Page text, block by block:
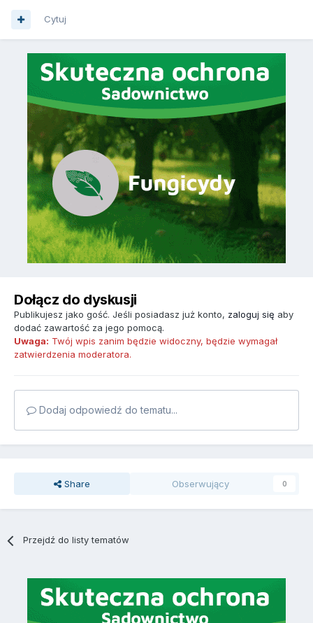
Cytuj
Dołącz do dyskusji
Publikujesz jako gość. Jeśli posiadasz już konto, zaloguj się aby
dodać zawartość za jego pomocą.
Uwaga: Twój wpis zanim będzie widoczny, będzie wymagał
zatwierdzenia moderatora.
Dodaj odpowiedź do tematu...
Share Obserwujący 0
Przejdź do listy tematów